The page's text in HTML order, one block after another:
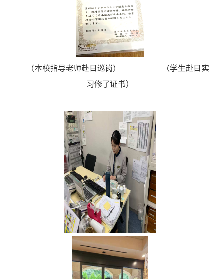
（本校指导老师赴日巡岗） （学生赴日实
习修了证书）